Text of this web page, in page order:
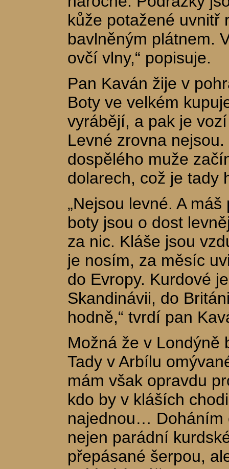
kůže potažené uvnitř
bavlněným plátnem.
ovčí vlny,“ popisuje.
Pan Kaván žije v
Boty ve velkém
vyrábějí, a pak je
Levné zrovna
dospělého muže
dolarech, což je tady
„Nejsou levné. A
boty jsou o dost
za nic. Kláše jsou
je nosím, za měsíc
do Evropy. Kurdové
Skandinávii, do
hodně,“ tvrdí pan
Možná že v Londýně
Tady v Arbílu
mám však opravdu
kdo by v kláších
najednou… Doháním
nejen parádní
přepásané šerpou,